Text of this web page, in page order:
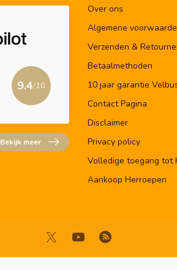
9.4/10
Bekijk meer
Over ons
Algemene
Verzenden &
Betaalmethoden
10 jaar garantie
Contact Pagina
Disclaimer
Privacy policy
Volledige toegang tot
Aankoop Herroepen